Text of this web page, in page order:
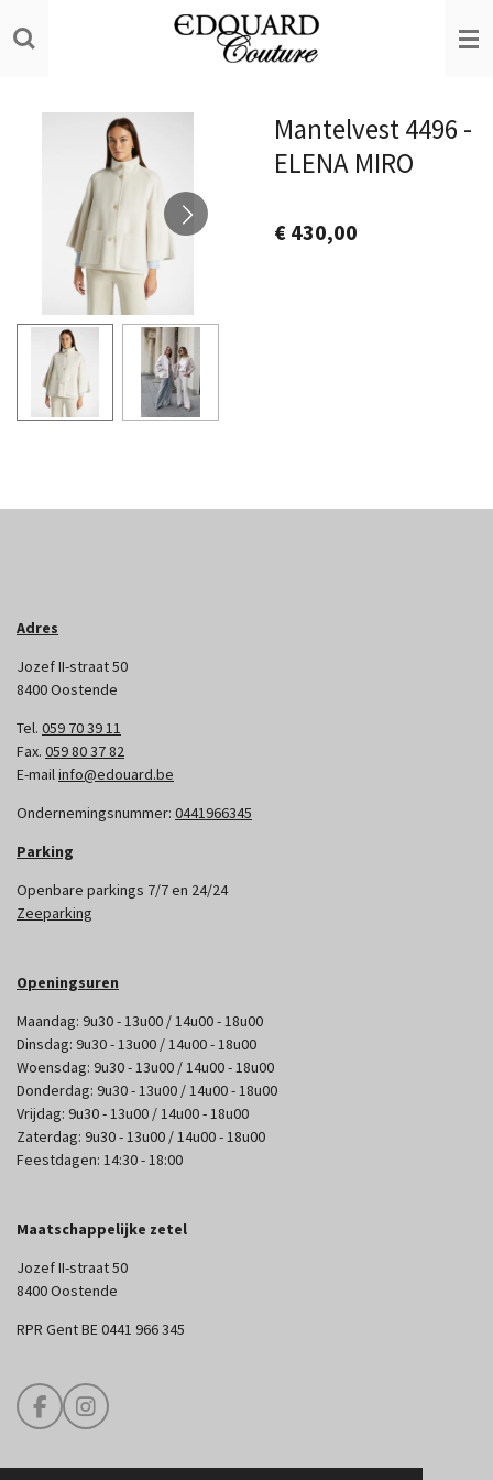
direct
hoofdinhoud
Mantelvest 4496 -
ELENA MIRO
€ 430,00
Adres
Jozef II-straat 50
8400 Oostende
Tel. 059 70 39 11
Fax. 059 80 37 82
E-mailinfo@edouard.be
Ondernemingsnummer: 0441966345
Parking
Openbare parkings 7/7 en 24/24
Zeeparking
Openingsuren
Maandag: 9u30 - 13u00 / 14u00 - 18u00
Dinsdag: 9u30 - 13u00 / 14u00 - 18u00
Woensdag: 9u30 - 13u00 / 14u00 - 18u00
Donderdag: 9u30 - 13u00 / 14u00 - 18u00
Vrijdag: 9u30 - 13u00 / 14u00 - 18u00
Zaterdag: 9u30 - 13u00 / 14u00 - 18u00
Feestdagen: 14:30 - 18:00
Maatschappelijke zetel
Jozef II-straat 50
8400 Oostende
RPR Gent BE 0441 966 345
F
a
I
n